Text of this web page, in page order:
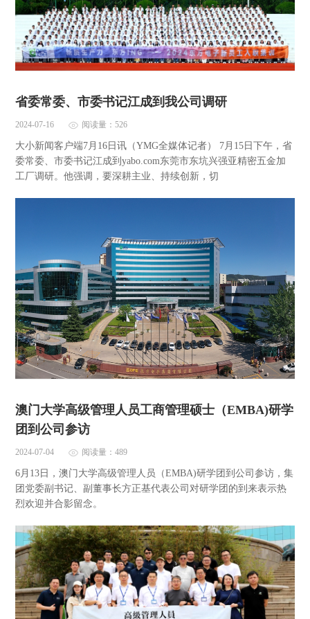
省委常委、市委书记江成到我公司调研
2024-07-16 阅读量：526
大小新闻客户端7月16日讯（YMG全媒体记者） 7月15日下午，省
委常委、市委书记江成到yabo.com东莞市东坑兴强亚精密五金加
工厂调研。他强调，要深耕主业、持续创新，切
澳门大学高级管理人员工商管理硕士（EMBA)研学
团到公司参访
2024-07-04 阅读量：489
6月13日，澳门大学高级管理人员（EMBA)研学团到公司参访，集
团党委副书记、副董事长方正基代表公司对研学团的到来表示热
烈欢迎并合影留念。